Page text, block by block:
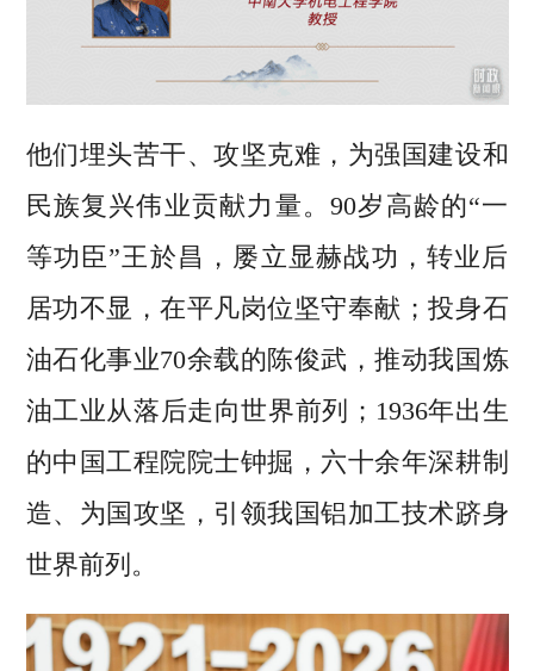
他们埋头苦干、攻坚克难，为强国建设和
民族复兴伟业贡献力量。90岁高龄的“一
等功臣”王於昌，屡立显赫战功，转业后
居功不显，在平凡岗位坚守奉献；投身石
油石化事业70余载的陈俊武，推动我国炼
油工业从落后走向世界前列；1936年出生
的中国工程院院士钟掘，六十余年深耕制
造、为国攻坚，引领我国铝加工技术跻身
世界前列。